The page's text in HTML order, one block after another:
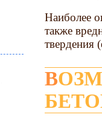
Наиболее
также
твердения
ВОЗМОЖНО ЛИ ЗИМНЕЕ